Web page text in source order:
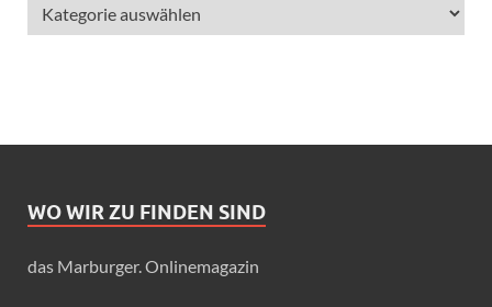
WO WIR ZU FINDEN SIND
das Marburger. Onlinemagazin